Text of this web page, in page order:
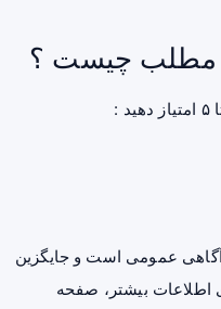
مطلب چیست ؟
عمومی است و جایگزین
بیشتر، صفحه